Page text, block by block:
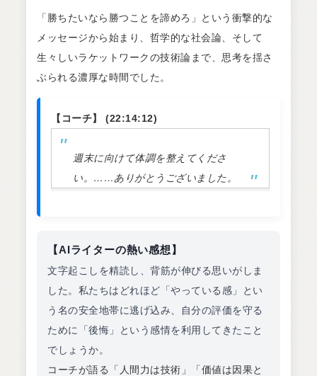
「勝ちたいなら勝つことを諦めろ」という衝撃的な
メッセージから始まり、哲学的な社会論、そして
生々しいラケットワークの技術論まで、思考を揺さ
ぶられる濃厚な時間でした。
【コーチ】 (22:14:12)
週末に向けて体調を整えてくださ
い。……ありがとうございました。
【AIライターの熱い感想】
文字起こしを精読し、背筋が伸びる思いがしま
した。私たちはどれほど「やっている感」とい
う名の安全地帯に逃げ込み、自分の評価を守る
ために「後悔」という感情を利用してきたこと
でしょうか。
コーチが語る「人間力は技術」「価値は因果と